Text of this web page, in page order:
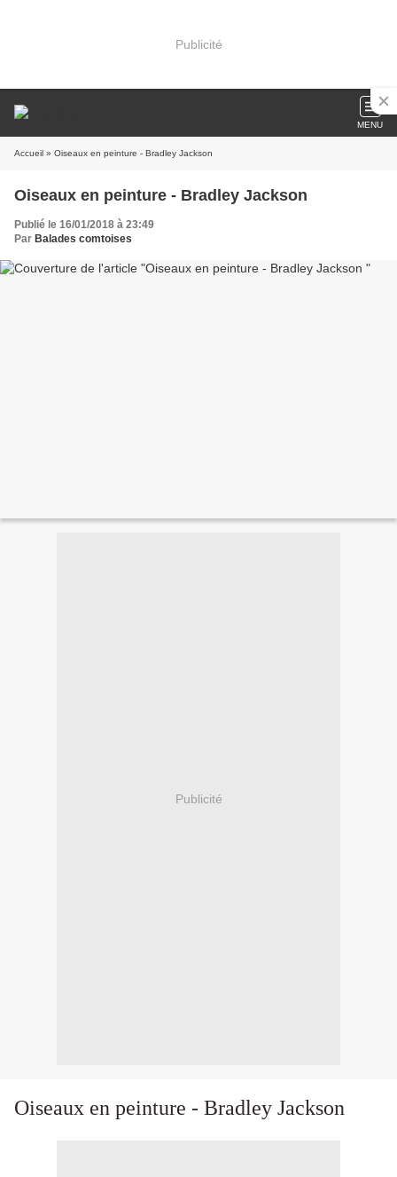
Publicité
MENU
Accueil » Oiseaux en peinture - Bradley Jackson
Oiseaux en peinture - Bradley Jackson
Publié le 16/01/2018 à 23:49
Par Balades comtoises
Publicité
Oiseaux en peinture - Bradley Jackson